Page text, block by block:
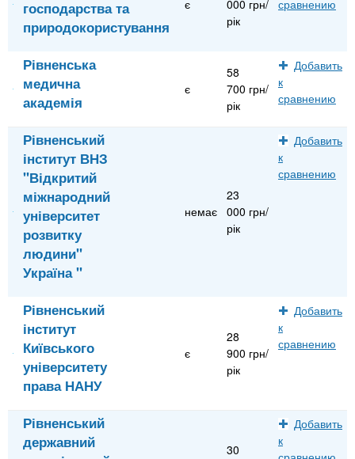
господарства та
природокористування
є
000 грн/
рік
сравнению
Рівненська
медична
академія
є
58
700 грн/
рік
Добавить
к
сравнению
Рівненський
інститут ВНЗ
"Відкритий
міжнародний
університет
розвитку
людини"
Україна "
немає
23
000 грн/
рік
Добавить
к
сравнению
Рівненський
інститут
Київського
університету
права НАНУ
є
28
900 грн/
рік
Добавить
к
сравнению
Рівненський
державний
30
Добавить
к